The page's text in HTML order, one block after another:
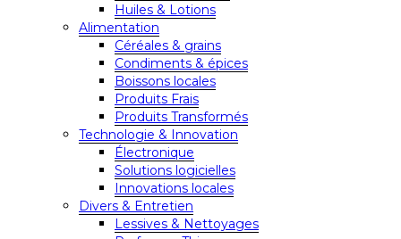
Huiles & Lotions
Alimentation
Céréales & grains
Condiments & épices
Boissons locales
Produits Frais
Produits Transformés
Technologie & Innovation
Électronique
Solutions logicielles
Innovations locales
Divers & Entretien
Lessives & Nettoyages